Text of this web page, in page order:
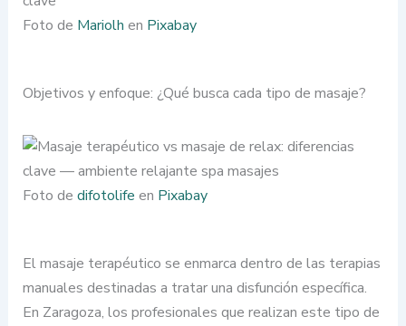
Foto de Mariolh en Pixabay
Objetivos y enfoque: ¿Qué busca cada tipo de masaje?
Foto de difotolife en Pixabay
El masaje terapéutico se enmarca dentro de las terapias
manuales destinadas a tratar una disfunción específica.
En Zaragoza, los profesionales que realizan este tipo de